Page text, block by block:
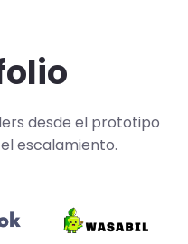
desde el prototipo
escalamiento.